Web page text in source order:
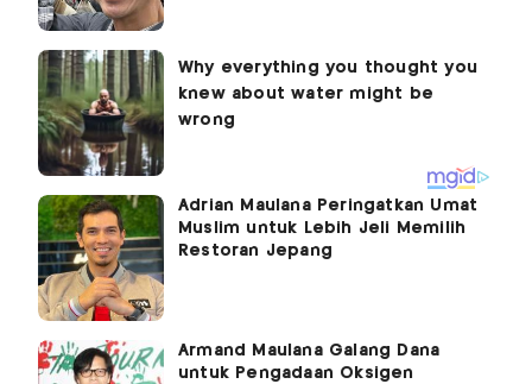
Adrian Maulana Peringatkan Umat
Muslim untuk Lebih Jeli Memilih
Restoran Jepang
Armand Maulana Galang Dana
untuk Pengadaan Oksigen